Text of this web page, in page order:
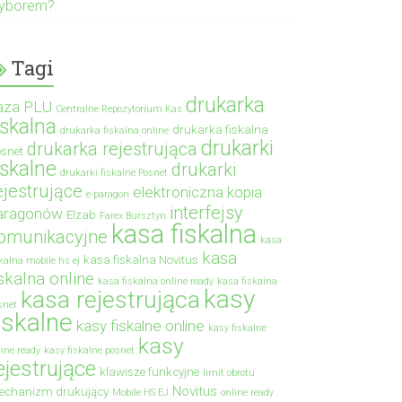
Tagi
PLU Centralne Repozytorium Kas drukarka
drukarka fiskalna online drukarka fiskalna
drukarka rejestrująca drukarki
drukarki fiskalne Posnet drukarki
e-paragon elektroniczna kopia
Elzab Farex Bursztyn interfejsy
kasa fiskalna kasa
mobile hs ej kasa fiskalna Novitus kasa
online kasa fiskalna online ready kasa fiskalna
kasa rejestrująca kasy
kasy fiskalne online kasy fiskalne
ready kasy fiskalne posnet kasy
klawisze funkcyjne limit obrotu
drukujący Mobile HS EJ Novitus online ready